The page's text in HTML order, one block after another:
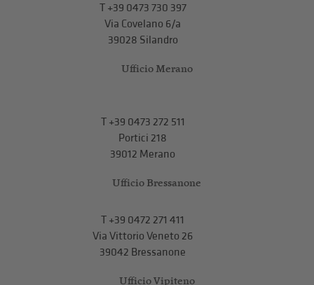
T+39 0473 730 397
Via Covelano 6/a
39028 Silandro
Ufficio Merano
T+39 0473 272 511
Portici 218
39012 Merano
Ufficio Bressanone
T +39 0472 271 411
Via Vittorio Veneto 26
39042 Bressanone
Ufficio Vipiteno